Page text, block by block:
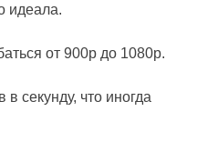
идеала.
от 900p до 1080p.
секунду, что иногда